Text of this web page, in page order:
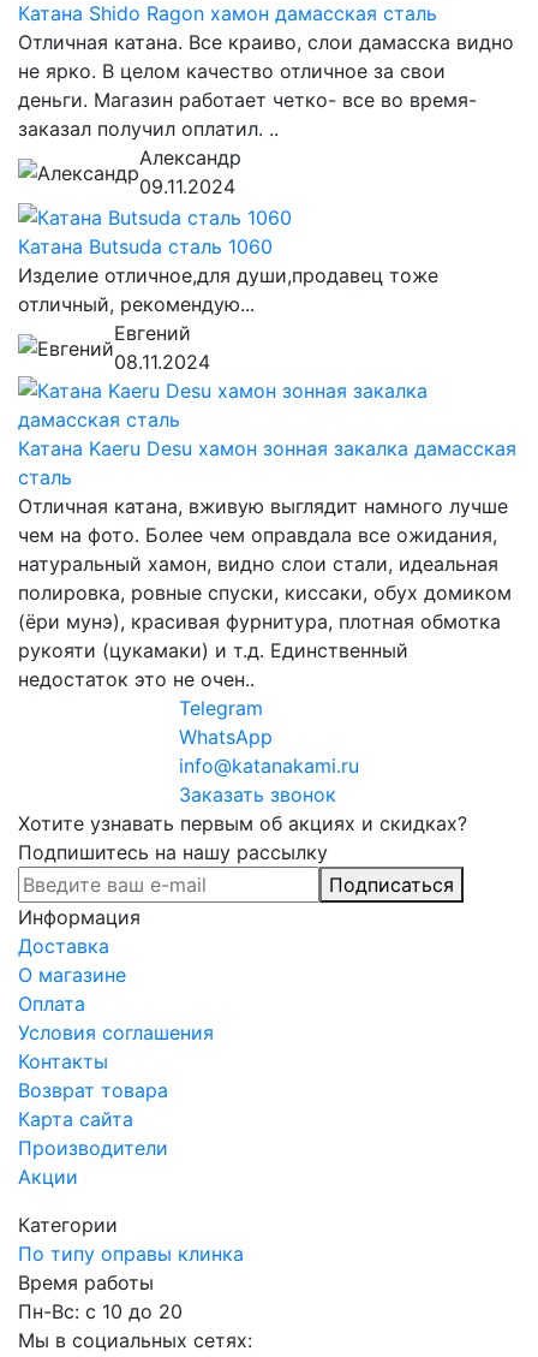
Катана Shido Ragon хамон дамасская сталь
Отличная катана. Все краиво, слои дамасска видно
не ярко. В целом качество отличное за свои
деньги. Магазин работает четко- все во время-
заказал получил оплатил. ..
Александр
09.11.2024
Катана Butsuda сталь 1060
Изделие отличное,для души,продавец тоже
отличный, рекомендую...
Евгений
08.11.2024
Катана Kaeru Desu хамон зонная закалка дамасская
сталь
Отличная катана, вживую выглядит намного лучше
чем на фото. Более чем оправдала все ожидания,
натуральный хамон, видно слои стали, идеальная
полировка, ровные спуски, киссаки, обух домиком
(ёри мунэ), красивая фурнитура, плотная обмотка
рукояти (цукамаки) и т.д. Единственный
недостаток это не очен..
Telegram
WhatsApp
info@katanakami.ru
Заказать звонок
Хотите узнавать первым об акциях и скидках?
Подпишитесь на нашу рассылку
Подписаться
Информация
Доставка
О магазине
Оплата
Условия соглашения
Контакты
Возврат товара
Карта сайта
Производители
Акции
Категории
По типу оправы клинка
Время работы
Пн-Вс: с 10 до 20
Мы в социальных сетях: